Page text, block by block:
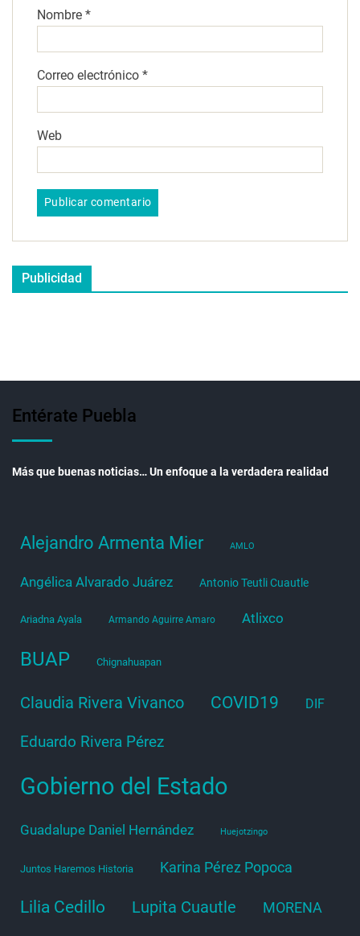
Nombre *
Correo electrónico *
Web
Publicidad
Entérate Puebla
Más que buenas noticias… Un enfoque a la verdadera realidad
Alejandro Armenta Mier AMLO
Angélica Alvarado Juárez Antonio Teutli Cuautle
Ariadna Ayala Armando Aguirre Amaro Atlixco
BUAP Chignahuapan
Claudia Rivera Vivanco COVID19 DIF
Eduardo Rivera Pérez
Gobierno del Estado
Guadalupe Daniel Hernández Huejotzingo
Juntos Haremos Historia Karina Pérez Popoca
Lilia Cedillo Lupita Cuautle MORENA